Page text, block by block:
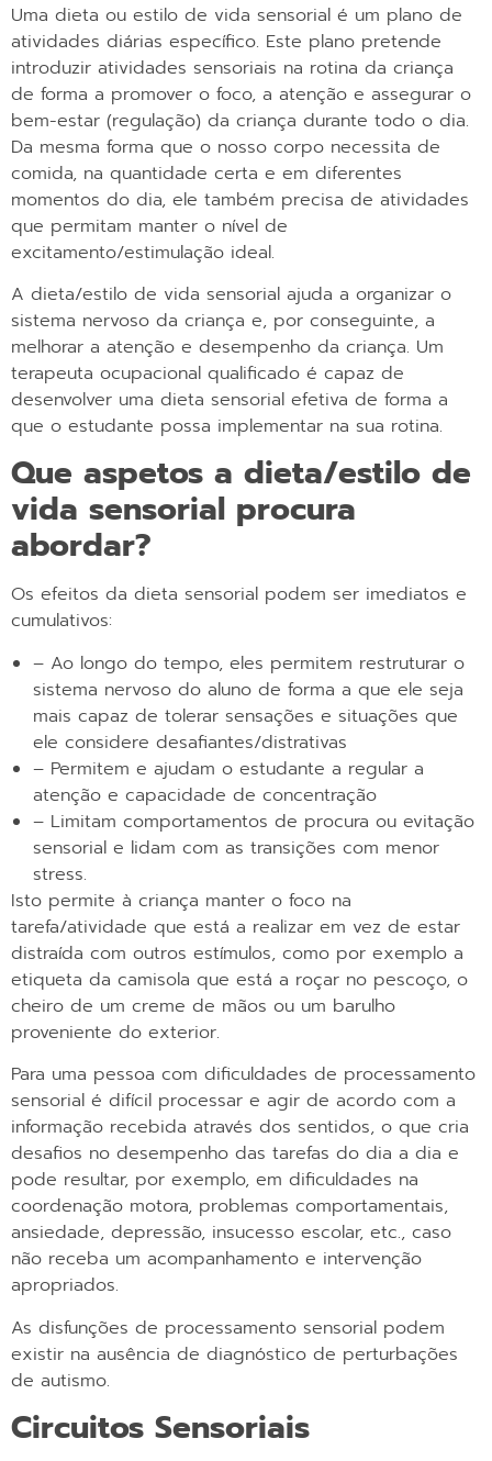
Uma dieta ou estilo de vida sensorial é um plano de
atividades diárias específico. Este plano pretende
introduzir atividades sensoriais na rotina da criança
de forma a promover o foco, a atenção e assegurar o
bem-estar (regulação) da criança durante todo o dia.
Da mesma forma que o nosso corpo necessita de
comida, na quantidade certa e em diferentes
momentos do dia, ele também precisa de atividades
que permitam manter o nível de
excitamento/estimulação ideal.
A dieta/estilo de vida sensorial ajuda a organizar o
sistema nervoso da criança e, por conseguinte, a
melhorar a atenção e desempenho da criança. Um
terapeuta ocupacional qualificado é capaz de
desenvolver uma dieta sensorial efetiva de forma a
que o estudante possa implementar na sua rotina.
Que aspetos a dieta/estilo de
vida sensorial procura
abordar?
Os efeitos da dieta sensorial podem ser imediatos e
cumulativos:
– Ao longo do tempo, eles permitem restruturar o
sistema nervoso do aluno de forma a que ele seja
mais capaz de tolerar sensações e situações que
ele considere desafiantes/distrativas
– Permitem e ajudam o estudante a regular a
atenção e capacidade de concentração
– Limitam comportamentos de procura ou evitação
sensorial e lidam com as transições com menor
stress.
Isto permite à criança manter o foco na
tarefa/atividade que está a realizar em vez de estar
distraída com outros estímulos, como por exemplo a
etiqueta da camisola que está a roçar no pescoço, o
cheiro de um creme de mãos ou um barulho
proveniente do exterior.
Para uma pessoa com dificuldades de processamento
sensorial é difícil processar e agir de acordo com a
informação recebida através dos sentidos, o que cria
desafios no desempenho das tarefas do dia a dia e
pode resultar, por exemplo, em dificuldades na
coordenação motora, problemas comportamentais,
ansiedade, depressão, insucesso escolar, etc., caso
não receba um acompanhamento e intervenção
apropriados.
As disfunções de processamento sensorial podem
existir na ausência de diagnóstico de perturbações
de autismo.
Circuitos Sensoriais